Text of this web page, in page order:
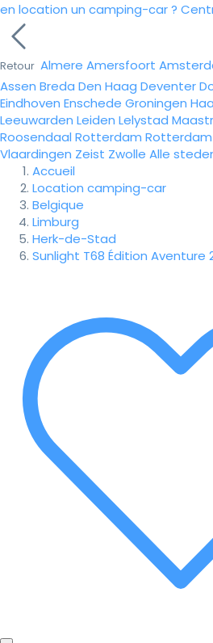
en location un camping-car ?
Retour Almere Amersfoort
Assen Breda Den Haag Deventer
Eindhoven Enschede Groningen
Leeuwarden Leiden Lelystad
Roosendaal Rotterdam Rotterdam
Vlaardingen Zeist Zwolle Alle
Accueil
Location camping-car
Belgique
Limburg
Herk-de-Stad
Sunlight T68 Édition Aventure